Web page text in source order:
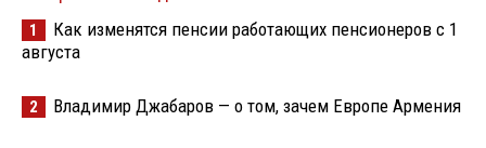
1
Как изменятся пенсии работающих пенсионеров с 1
августа
2 Владимир Джабаров — о том, зачем Европе Армения